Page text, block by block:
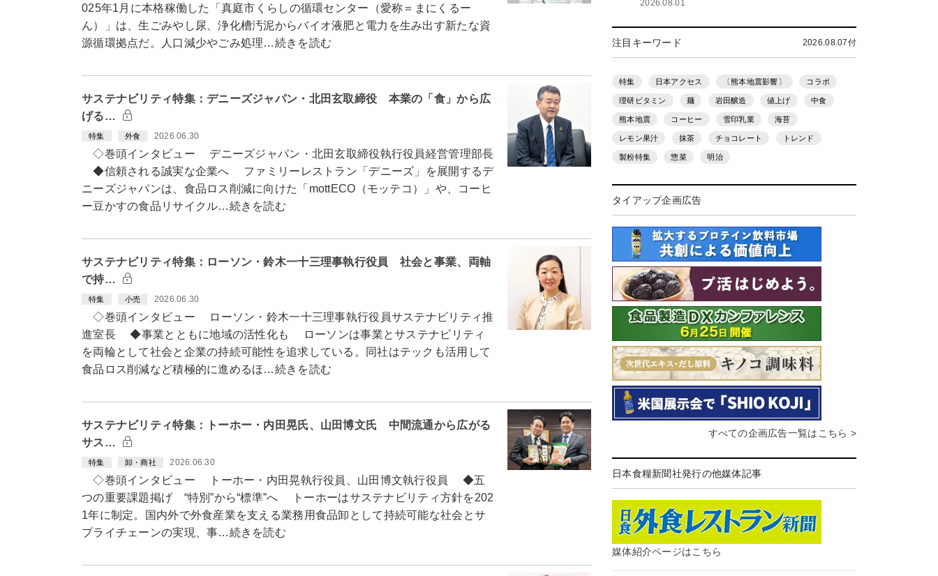
025年1月に本格稼働した「真庭市くらしの循環センター（愛称＝まにくるー
ん）」は、生ごみやし尿、浄化槽汚泥からバイオ液肥と電力を生み出す新たな資
源循環拠点だ。人口減少やごみ処理…続きを読む
サステナビリティ特集：デニーズジャパン・北田玄取締役 本業の「食」から広
げる…
特集 外食 2026.06.30
◇巻頭インタビュー デニーズジャパン・北田玄取締役執行役員経営管理部長
◆信頼される誠実な企業へ ファミリーレストラン「デニーズ」を展開するデ
ニーズジャパンは、食品ロス削減に向けた「mottECO（モッテコ）」や、コーヒ
ー豆かすの食品リサイクル…続きを読む
サステナビリティ特集：ローソン・鈴木一十三理事執行役員 社会と事業、両軸
で持…
特集 小売 2026.06.30
◇巻頭インタビュー ローソン・鈴木一十三理事執行役員サステナビリティ推
進室長 ◆事業とともに地域の活性化も ローソンは事業とサステナビリティ
を両輪として社会と企業の持続可能性を追求している。同社はテックも活用して
食品ロス削減など積極的に進めるほ…続きを読む
サステナビリティ特集：トーホー・内田晃氏、山田博文氏 中間流通から広がる
サス…
特集 卸・商社 2026.06.30
◇巻頭インタビュー トーホー・内田晃執行役員、山田博文執行役員 ◆五
つの重要課題掲げ “特別”から“標準”へ トーホーはサステナビリティ方針を202
1年に制定。国内外で外食産業を支える業務用食品卸として持続可能な社会とサ
プライチェーンの実現、事…続きを読む
2026.08.01
注目キーワード 2026.08.07付
特集 日本アクセス 〔熊本地震影響〕 コラボ
理研ビタミン 麺 岩田醸造 値上げ 中食
熊本地震 コーヒー 雪印乳業 海苔
レモン果汁 抹茶 チョコレート トレンド
製粉特集 惣菜 明治
タイアップ企画広告
すべての企画広告一覧はこちら >
日本食糧新聞社発行の他媒体記事
媒体紹介ページはこちら